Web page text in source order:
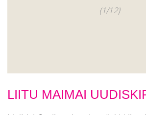
(1/12)
LIITU MAIMAI